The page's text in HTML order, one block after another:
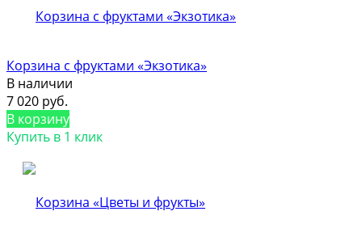
Корзина с фруктами «Экзотика»
В наличии
7 020 руб.
В корзину
Купить в 1 клик